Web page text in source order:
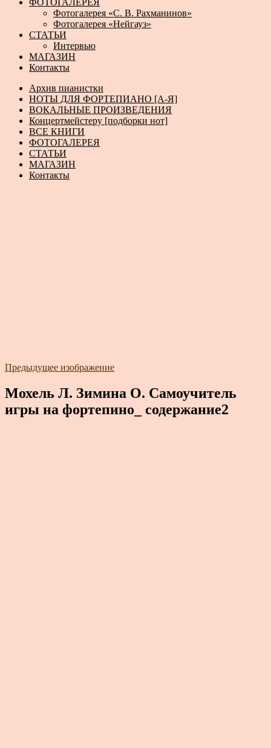
ФОТОГАЛЕРЕЯ
Фотогалерея «С. В. Рахманинов»
Фотогалерея «Нейгауз»
СТАТЬИ
Интервью
МАГАЗИН
Контакты
Архив пианистки
НОТЫ ДЛЯ ФОРТЕПИАНО [А-Я]
ВОКАЛЬНЫЕ ПРОИЗВЕДЕНИЯ
Концертмейстеру [подборки нот]
ВСЕ КНИГИ
ФОТОГАЛЕРЕЯ
СТАТЬИ
МАГАЗИН
Контакты
Предыдущее изображение
Мохель Л. Зимина О. Самоучитель
игры на фортепино_ содержание2